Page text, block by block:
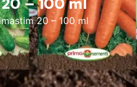
20 – 100 ml